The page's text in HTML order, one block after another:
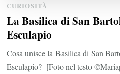
CURIOSITÀ
La Basilica di San
Esculapio
Cosa unisce la Basilica di San
Esculapio? [Foto nel testo